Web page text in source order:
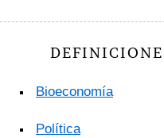
Bioeconomía
Política